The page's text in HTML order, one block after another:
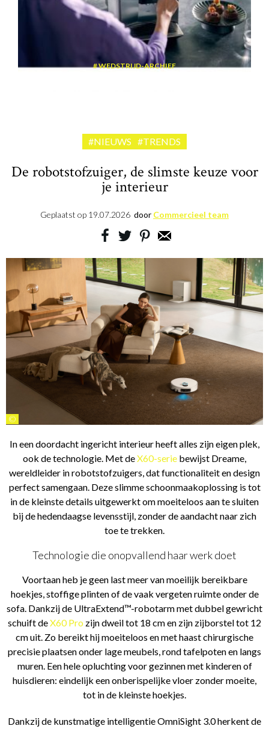
WEDSTRIJD-ARCHIEF
#NIEUWS #TRENDS
De robotstofzuiger, de slimste keuze voor
je interieur
Geplaatst op 19.07.2026 door Commercieel team
©
In een doordacht ingericht interieur heeft alles zijn eigen plek,
ook de technologie. Met deX60-serie bewijst Dreame,
wereldleider in robotstofzuigers, dat functionaliteit en design
perfect samengaan. Deze slimme schoonmaakoplossing is tot
in de kleinste details uitgewerkt om moeiteloos aan te sluiten
bij de hedendaagse levensstijl, zonder de aandacht naar zich
toe te trekken.
Technologie die onopvallend haar werk doet
Voortaan heb je geen last meer van moeilijk bereikbare
hoekjes, stoffige plinten of de vaak vergeten ruimte onder de
sofa. Dankzij de UltraExtend™-robotarm met dubbel gewricht
schuift deX60 Pro zijn dweil tot 18 cm en zijn zijborstel tot 12
cm uit. Zo bereikt hij moeiteloos en met haast chirurgische
precisie plaatsen onder lage meubels, rond tafelpoten en langs
muren. Een hele opluchting voor gezinnen met kinderen of
huisdieren: eindelijk een onberispelijke vloer zonder moeite,
tot in de kleinste hoekjes.
Dankzij de kunstmatige intelligentie OmniSight 3.0 herkent de